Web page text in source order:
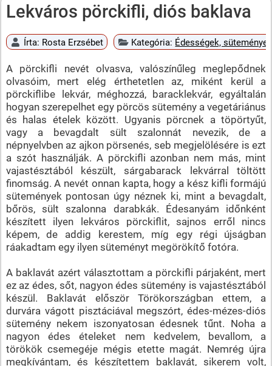
Lekváros pörckifli, diós baklava
Írta: Rosta Erzsébet Kategória: Édességek,
A pörckifli nevét olvasva, valószínűleg meglepődnek
olvasóim, mert elég érthetetlen az, miként kerül a
pörckiflibe lekvár, méghozzá, baracklekvár, egyáltalán
hogyan szerepelhet egy pörcös sütemény a vegetáriánus
és halas ételek között. Ugyanis pörcnek a töpörtyűt,
vagy a bevagdalt sült szalonnát nevezik, de a
népnyelvben az ajkon pörsenés, seb megjelölésére is ezt
a szót használják. A pörckifli azonban nem más, mint
vajastésztából készült, sárgabarack lekvárral töltött
finomság. A nevét onnan kapta, hogy a kész kifli formájú
sütemények pontosan úgy néznek ki, mint a bevagdalt,
bőrös, sült szalonna darabkák. Édesanyám időnként
készített ilyen lekváros pörckiflit, sajnos erről nincs
képem, de addig kerestem, míg egy régi újságban
ráakadtam egy ilyen süteményt megörökítő fotóra.
A baklavát azért választottam a pörckifli párjaként, mert
ez az édes, sőt, nagyon édes sütemény is vajastésztából
készül. Baklavát először Törökországban ettem, a
durvára vágott pisztáciával megszórt, édes-mézes-diós
sütemény nekem iszonyatosan édesnek tűnt. Noha a
nagyon édes ételeket nem kedvelem, bevallom, a
törökök csemegéje mégis etette magát. Nemrég újra
megkívántam, és készítettem baklavát, sikerem volt,